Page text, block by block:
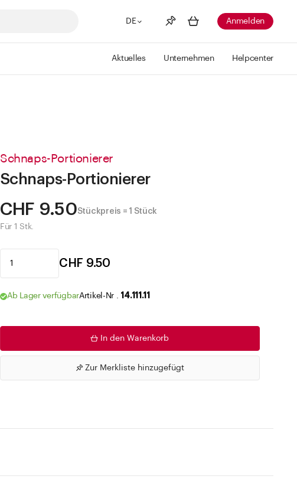
DE
Merkliste Mehr anzeigen
Anmelden
Aktuelles Unternehmen Helpcenter
Schnaps-Portionierer
Schnaps-Portionierer
CHF 9.50Stückpreis = 1 Stück
Für 1 Stk.
CHF 9.50
Ab Lager verfügbarArtikel-Nr . 14.111.11
In den Warenkorb
Zur Merkliste hinzugefügt